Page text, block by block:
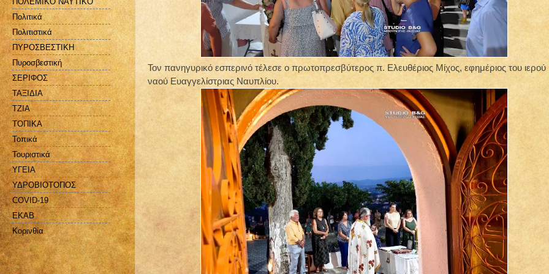
Τον πανηγυρικό εσπερινό τέλεσε ο πρωτοπρεσβύτερος π. Ελευθέριος Μίχος, εφημέριος του ιερού
ναού Ευαγγελίστριας Ναυπλίου.
Πολιτικά
Πολιτιστικά
ΠΥΡΟΣΒΕΣΤΙΚΗ
Πυροσβεστική
ΣΕΡΙΦΟΣ
ΤΑΞΙΔΙΑ
ΤΖΙΑ
ΤΟΠΙΚΑ
Τοπικά
Τουριστικά
ΥΓΕΙΑ
ΥΔΡΟΒΙΟΤΟΠΟΣ
COVID-19
EKAB
Kορινθία